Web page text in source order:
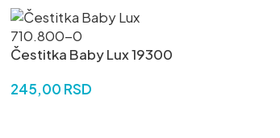
Čestitka Baby Lux 19300
245,00 RSD